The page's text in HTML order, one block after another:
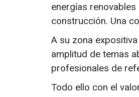
energías
construcción. Una
A su zona
amplitud de temas
profesionales de
Todo ello con el